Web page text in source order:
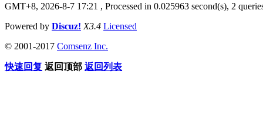
GMT+8, 2026-8-7 17:21 , Processed in 0.025963 second(s), 2
Powered by Discuz! X3.4 Licensed
© 2001-2017 Comsenz Inc.
快速回复 返回顶部 返回列表